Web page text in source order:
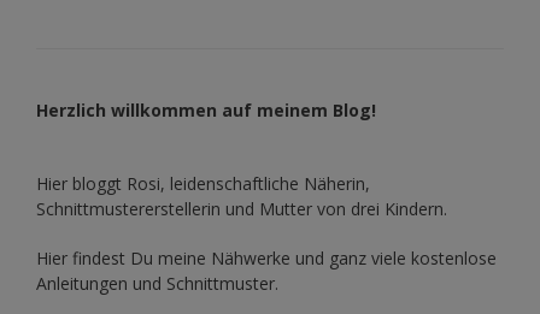
Herzlich willkommen auf meinem Blog!
Hier bloggt Rosi, leidenschaftliche Näherin,
Schnittmustererstellerin und Mutter von drei Kindern.
Hier findest Du meine Nähwerke und ganz viele kostenlose
Anleitungen und Schnittmuster.